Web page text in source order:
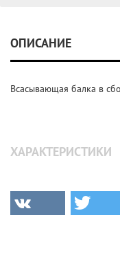
ОПИСАНИЕ
Всасывающая балка в
ХАРАКТЕРИСТИКИ